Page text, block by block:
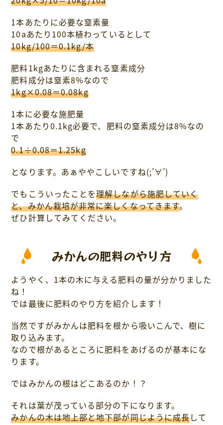
1本あたりに必要な窒素量
10aあたり100本植わっているとして
10kg/100＝0.1kg/本
肥料1kgあたりに含まれる窒素成分
肥料成分は窒素8%なので
1kg×0.08＝0.08kg
1本に必要な施肥量
1本あたり0.1kg必要で、肥料の窒素成分は8%なの
で
0.1÷0.08＝1.25kg
となります。あぁややこしいですね(;’∀’)
でもこういったことを理解しながら施肥していく
と、みかん栽培が非常に楽しくなってきます。
ぜひ計算してみてください。
みかんの肥料のやり方
ようやく、1本の木に与える肥料の量が分かりました
ね！
では最後に肥料のやり方を紹介します！
当然ですがみかんは肥料を根から吸いこんで、樹に
取り込みます。
なので根があるところに肥料をあげるのが基本にな
ります。
ではみかんの根はどこあるのか！？
それは葉が茂っている部分の下になります。
みかんの木は地上部と地下部が同じように成長して